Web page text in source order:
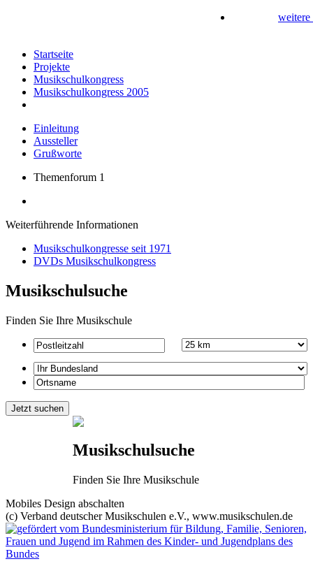
weitere
Startseite
Projekte
Musikschulkongress
Musikschulkongress 2005
Einleitung
Aussteller
Grußworte
Themenforum 1
Weiterführende Informationen
Musikschulkongresse seit 1971
DVDs Musikschulkongress
Musikschulsuche
Finden Sie Ihre Musikschule
Musikschulsuche
Finden Sie Ihre Musikschule
Mobiles Design abschalten
(c) Verband deutscher Musikschulen e.V., www.musikschulen.de